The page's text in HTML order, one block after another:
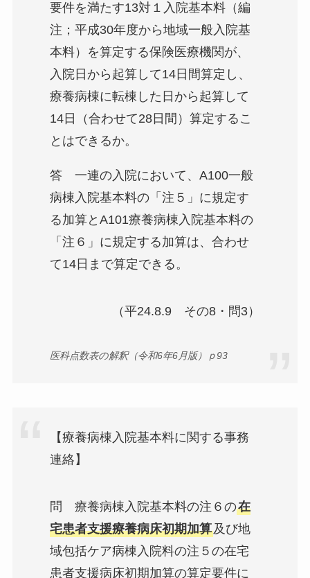
要件を満たす13対１入院基本料（編
注；平成30年度から地域一般入院基
本料）を算定する保険医療機関が、
入院日から起算して14日間算定し、
療養病棟に転棟した日から起算して
14日（合わせて28日間）算定するこ
とはできるか。
答 一連の入院において、A100一般
病棟入院基本料の「注５」に規定す
る加算とA101療養病棟入院基本料の
「注６」に規定する加算は、合わせ
て14日まで算定できる。
（平24.8.9 その8・問3）
医科点数表の解釈（令和6年6月版）ｐ93
【療養病棟入院基本料に関する事務
連絡】
問 療養病棟入院基本料の注６の在
宅患者支援療養病床初期加算及び地
域包括ケア病棟入院料の注５の在宅
患者支援病床初期加算の算定要件に